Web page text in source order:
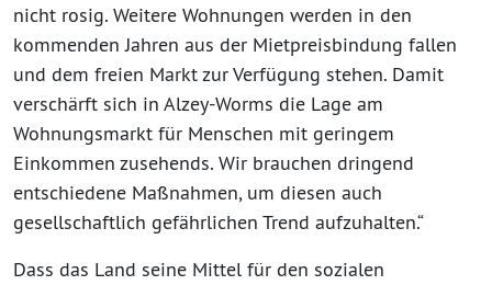
nicht rosig. Weitere Wohnungen werden in den
kommenden Jahren aus der Mietpreisbindung fallen
und dem freien Markt zur Verfügung stehen. Damit
verschärft sich in Alzey-Worms die Lage am
Wohnungsmarkt für Menschen mit geringem
Einkommen zusehends. Wir brauchen dringend
entschiedene Maßnahmen, um diesen auch
gesellschaftlich gefährlichen Trend aufzuhalten.“
Dass das Land seine Mittel für den sozialen